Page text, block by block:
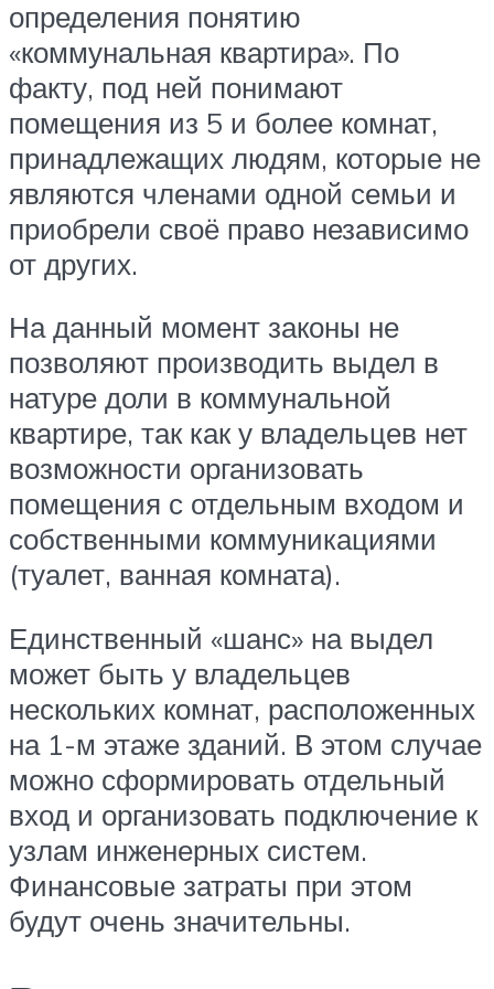
определения понятию
«коммунальная квартира». По
факту, под ней понимают
помещения из 5 и более комнат,
принадлежащих людям, которые не
являются членами одной семьи и
приобрели своё право независимо
от других.
На данный момент законы не
позволяют производить выдел в
натуре доли в коммунальной
квартире, так как у владельцев нет
возможности организовать
помещения с отдельным входом и
собственными коммуникациями
(туалет, ванная комната).
Единственный «шанс» на выдел
может быть у владельцев
нескольких комнат, расположенных
на 1-м этаже зданий. В этом случае
можно сформировать отдельный
вход и организовать подключение к
узлам инженерных систем.
Финансовые затраты при этом
будут очень значительны.